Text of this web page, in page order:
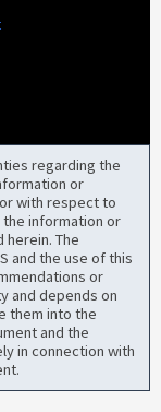
regarding the
or
with respect to
information or
The
and the use of this
or
and depends on
them into the
and the
in connection with